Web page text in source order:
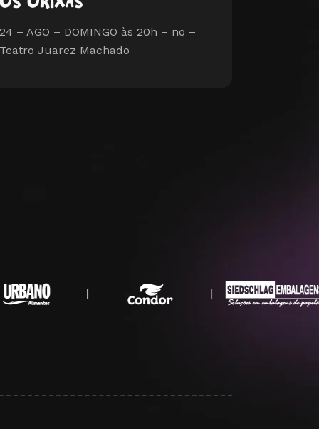
24 – AGO – DOMINGO às 20h – no –
Teatro Juarez Machado
| | |